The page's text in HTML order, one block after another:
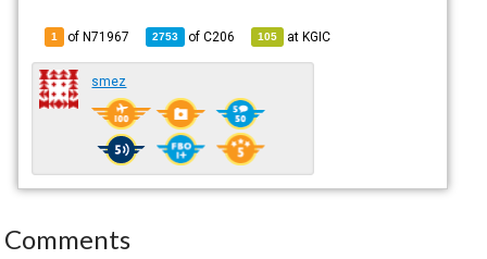
1 of N71967 2753 ofC206 105 atKGIC
smez
Comments